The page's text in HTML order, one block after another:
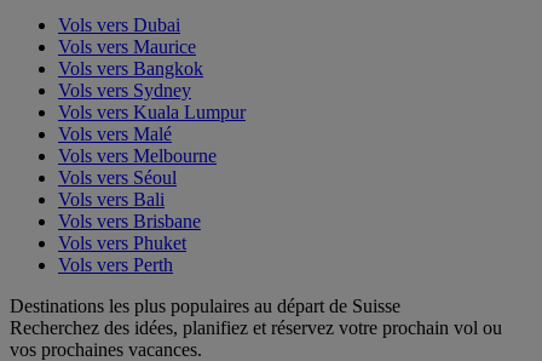
Vols vers Dubai
Vols vers Maurice
Vols vers Bangkok
Vols vers Sydney
Vols vers Kuala Lumpur
Vols vers Malé
Vols vers Melbourne
Vols vers Séoul
Vols vers Bali
Vols vers Brisbane
Vols vers Phuket
Vols vers Perth
Destinations les plus populaires au départ de Suisse
Recherchez des idées, planifiez et réservez votre prochain vol ou
vos prochaines vacances.